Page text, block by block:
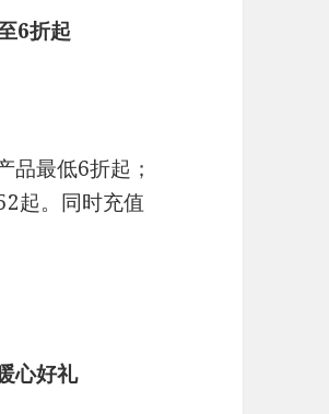
6折起
最低6折起；
起。同时充值
心好礼